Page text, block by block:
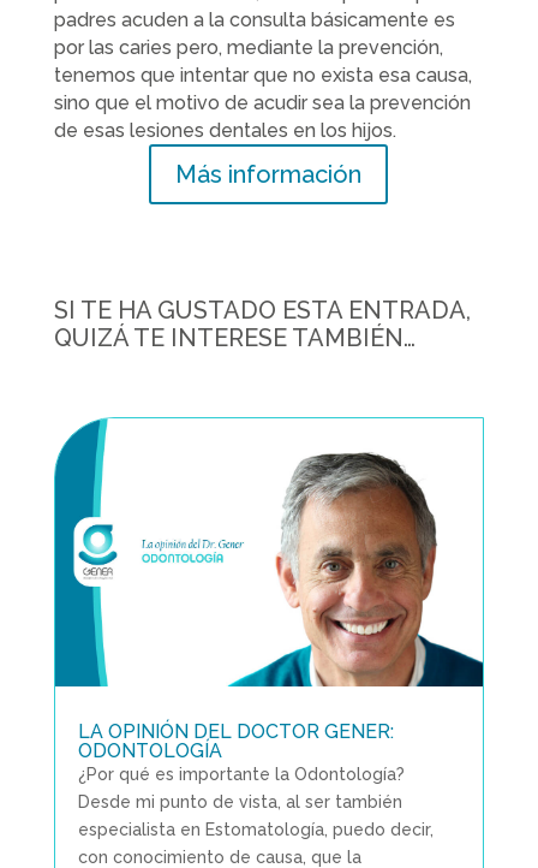
padres acuden a la consulta básicamente es
por las caries pero, mediante la prevención,
tenemos que intentar que no exista esa causa,
sino que el motivo de acudir sea la prevención
de esas lesiones dentales en los hijos.
Más información
SI TE HA GUSTADO ESTA ENTRADA,
QUIZÁ TE INTERESE TAMBIÉN…
LA OPINIÓN DEL DOCTOR GENER:
ODONTOLOGÍA
¿Por qué es importante la Odontología?
Desde mi punto de vista, al ser también
especialista en Estomatología, puedo decir,
con conocimiento de causa, que la